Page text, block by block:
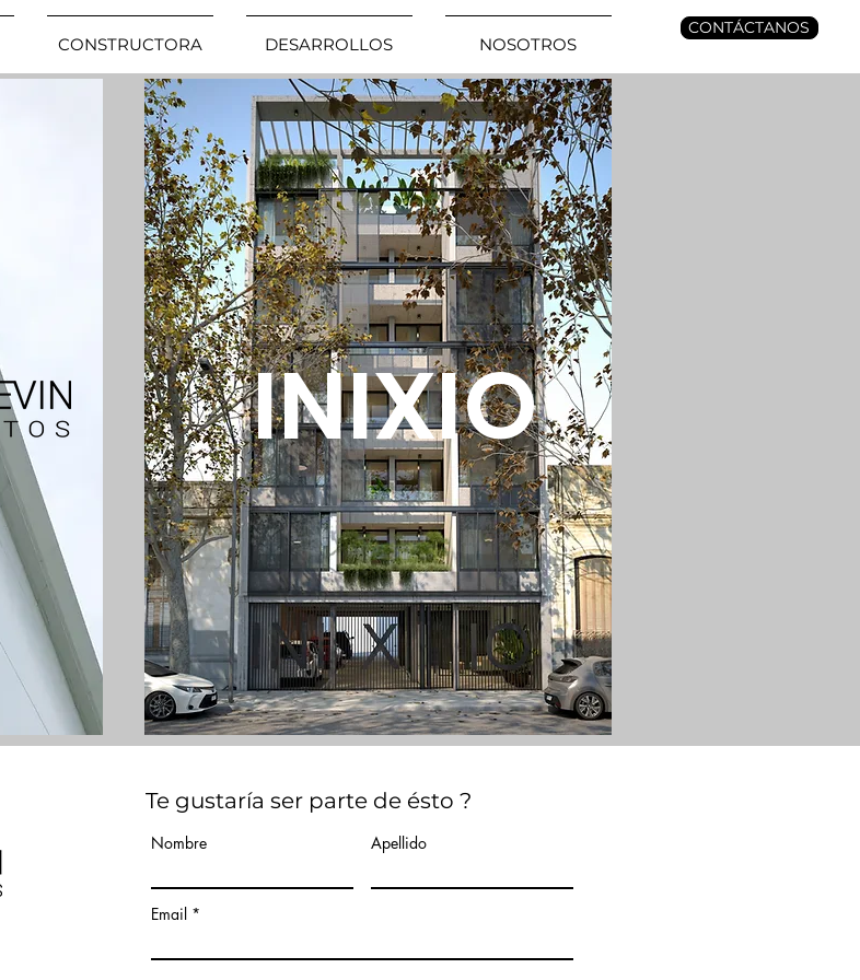
CONSTRUCTORA DESARROLLOS NOSOTROS
CONTÁCTANOS
INIXIO
Te gustaría ser parte de ésto ?
Nombre Apellido
Email